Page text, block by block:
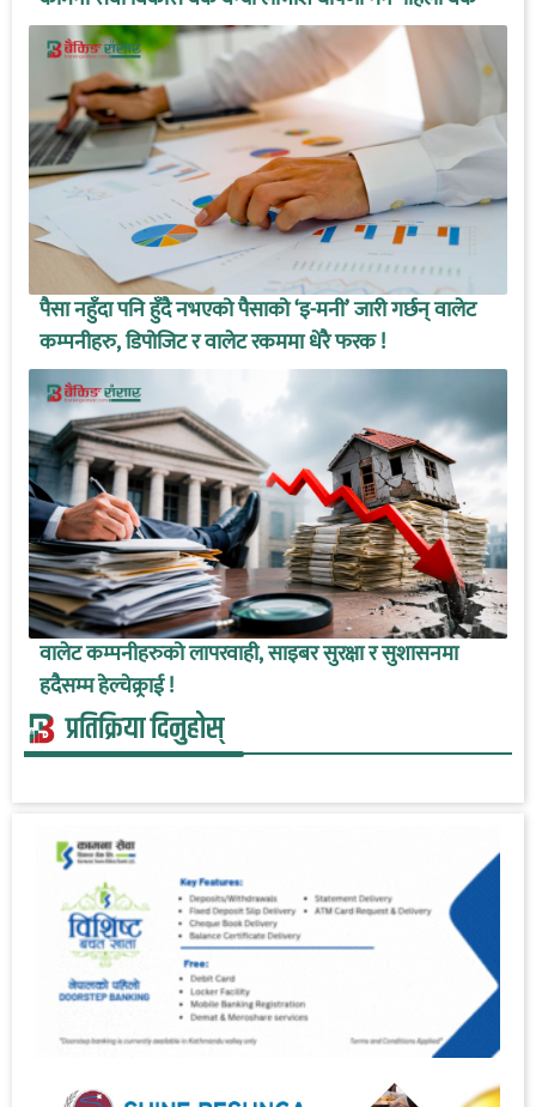
पैसा नहुँदा पनि हुँदै नभएको पैसाको ‘इ-मनी’ जारी गर्छन् वालेट
कम्पनीहरु, डिपोजिट र वालेट रकममा धेरै फरक !
वालेट कम्पनीहरुको लापरवाही, साइबर सुरक्षा र सुशासनमा
हदैसम्म हेल्चेक्र्राई !
प्रतिक्रिया दिनुहोस्